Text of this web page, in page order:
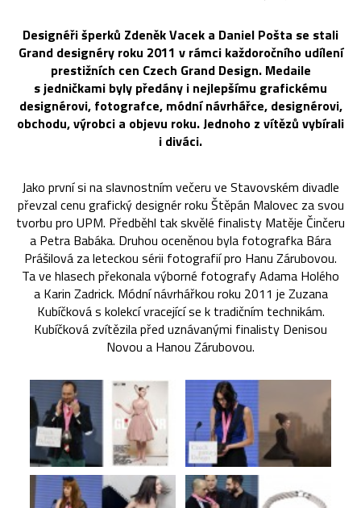
Designéři šperků Zdeněk Vacek a Daniel Pošta se stali
Grand designéry roku 2011 v rámci každoročního udílení
prestižních cen Czech Grand Design. Medaile
s jedničkami byly předány i nejlepšímu grafickému
designérovi, fotografce, módní návrhářce, designérovi,
obchodu, výrobci a objevu roku. Jednoho z vítězů vybírali
i diváci.
Jako první si na slavnostním večeru ve Stavovském divadle
převzal cenu grafický designér roku Štěpán Malovec za svou
tvorbu pro UPM. Předběhl tak skvělé finalisty Matěje Činčeru
a Petra Babáka. Druhou oceněnou byla fotografka Bára
Prášilová za leteckou sérii fotografií pro Hanu Zárubovou.
Ta ve hlasech překonala výborné fotografy Adama Holého
a Karin Zadrick. Módní návrhářkou roku 2011 je Zuzana
Kubíčková s kolekcí vracející se k tradičním technikám.
Kubíčková zvítězila před uznávanými finalisty Denisou
Novou a Hanou Zárubovou.